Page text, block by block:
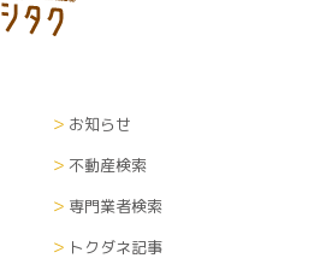
お知らせ
不動産検索
専門業者検索
トクダネ記事